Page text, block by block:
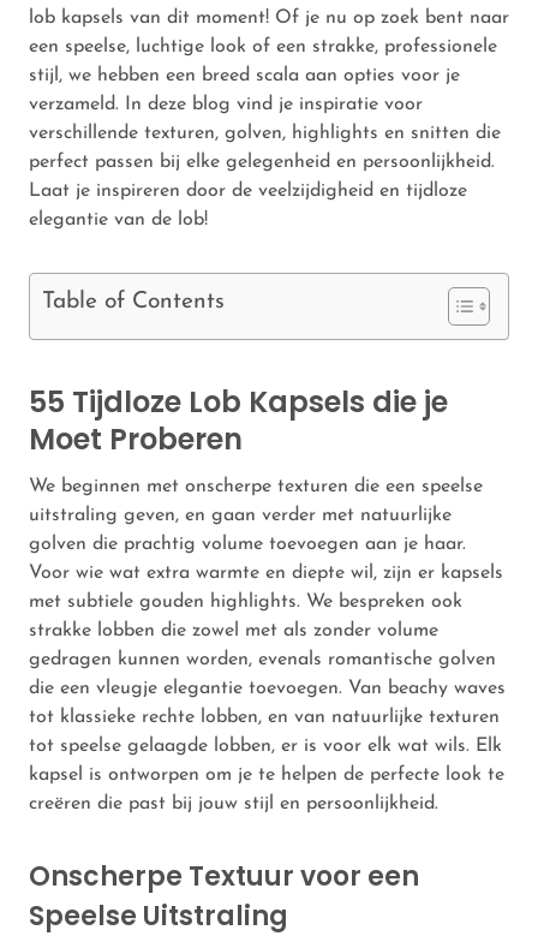
lob kapsels van dit moment! Of je nu op zoek bent naar
een speelse, luchtige look of een strakke, professionele
stijl, we hebben een breed scala aan opties voor je
verzameld. In deze blog vind je inspiratie voor
verschillende texturen, golven, highlights en snitten die
perfect passen bij elke gelegenheid en persoonlijkheid.
Laat je inspireren door de veelzijdigheid en tijdloze
elegantie van de lob!
Table of Contents
55 Tijdloze Lob Kapsels die je
Moet Proberen
We beginnen met onscherpe texturen die een speelse
uitstraling geven, en gaan verder met natuurlijke
golven die prachtig volume toevoegen aan je haar.
Voor wie wat extra warmte en diepte wil, zijn er kapsels
met subtiele gouden highlights. We bespreken ook
strakke lobben die zowel met als zonder volume
gedragen kunnen worden, evenals romantische golven
die een vleugje elegantie toevoegen. Van beachy waves
tot klassieke rechte lobben, en van natuurlijke texturen
tot speelse gelaagde lobben, er is voor elk wat wils. Elk
kapsel is ontworpen om je te helpen de perfecte look te
creëren die past bij jouw stijl en persoonlijkheid.
Onscherpe Textuur voor een
Speelse Uitstraling